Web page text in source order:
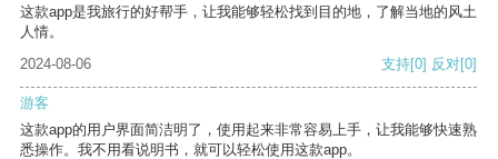
这款app是我旅行的好帮手，让我能够轻松找到目的地，了解当地的风土
人情。
2024-08-06
支持[0] 反对[0]
游客
这款app的用户界面简洁明了，使用起来非常容易上手，让我能够快速熟
悉操作。我不用看说明书，就可以轻松使用这款app。